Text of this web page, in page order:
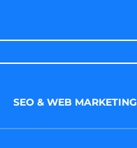
SEO & WEB MARKETING